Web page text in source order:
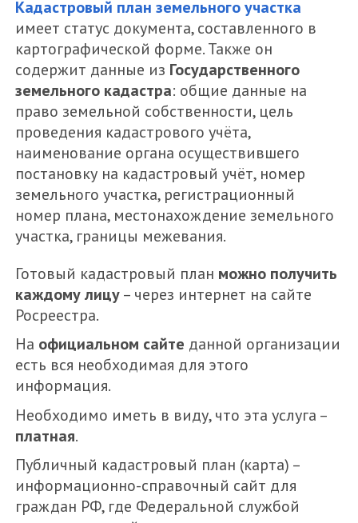
Кадастровый план земельного участка
имеет статус документа, составленного в
картографической форме. Также он
содержит данные из Государственного
земельного кадастра: общие данные на
право земельной собственности, цель
проведения кадастрового учёта,
наименование органа осуществившего
постановку на кадастровый учёт, номер
земельного участка, регистрационный
номер плана, местонахождение земельного
участка, границы межевания.
Готовый кадастровый план можно получить
каждому лицу– через интернет на сайте
Росреестра.
На официальном сайте данной организации
есть вся необходимая для этого
информация.
Необходимо иметь в виду, что эта услуга –
платная.
Публичный кадастровый план (карта) –
информационно-справочный сайт для
граждан РФ, где Федеральной службой